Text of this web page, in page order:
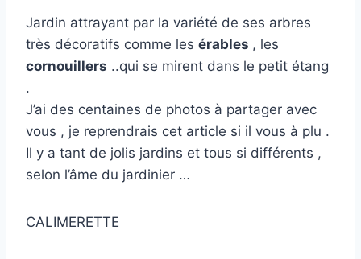
Jardin attrayant par la variété de ses arbres
très décoratifs comme les érables , les
cornouillers ..qui se mirent dans le petit étang
.
J’ai des centaines de photos à partager avec
vous , je reprendrais cet article si il vous à plu .
Il y a tant de jolis jardins et tous si différents ,
selon l’âme du jardinier …
CALIMERETTE